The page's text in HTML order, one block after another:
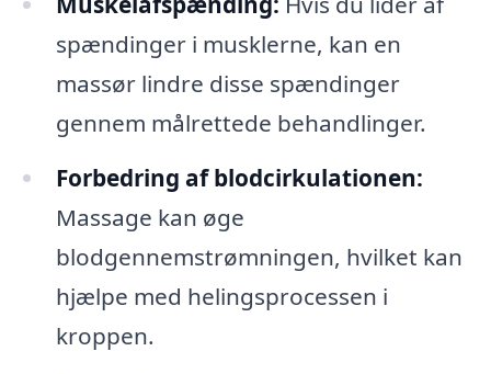
spændinger i musklerne, kan en
massør lindre disse spændinger
gennem målrettede behandlinger.
Forbedring af blodcirkulationen:
Massage kan øge
blodgennemstrømningen, hvilket kan
hjælpe med helingsprocessen i
kroppen.